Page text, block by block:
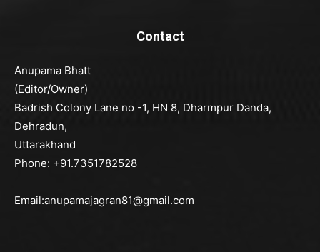
Contact
Anupama Bhatt
(Editor/Owner)
Badrish Colony Lane no -1, HN 8, Dharmpur Danda,
Dehradun,
Uttarakhand
Phone: +91.7351782528
Email:anupamajagran81@gmail.com